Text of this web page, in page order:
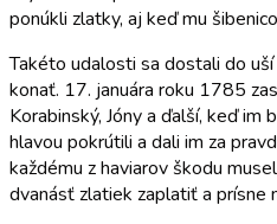
ponúkli zlatky, aj keď mu
Takéto udalosti sa dostali do
konať. 17. januára roku 1785
Korabinský, Jóny a ďalší, keď im
hlavou pokrútili a dali im za
každému z haviarov škodu
dvanásť zlatiek zaplatiť a prísne